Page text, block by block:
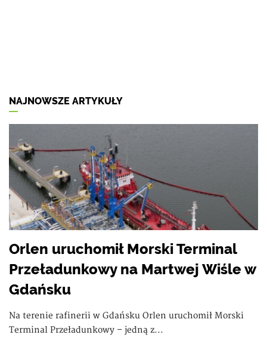
NAJNOWSZE ARTYKUŁY
Orlen uruchomił Morski Terminal
Przeładunkowy na Martwej Wiśle w
Gdańsku
Na terenie rafinerii w Gdańsku Orlen uruchomił Morski
Terminal Przeładunkowy – jedną z...